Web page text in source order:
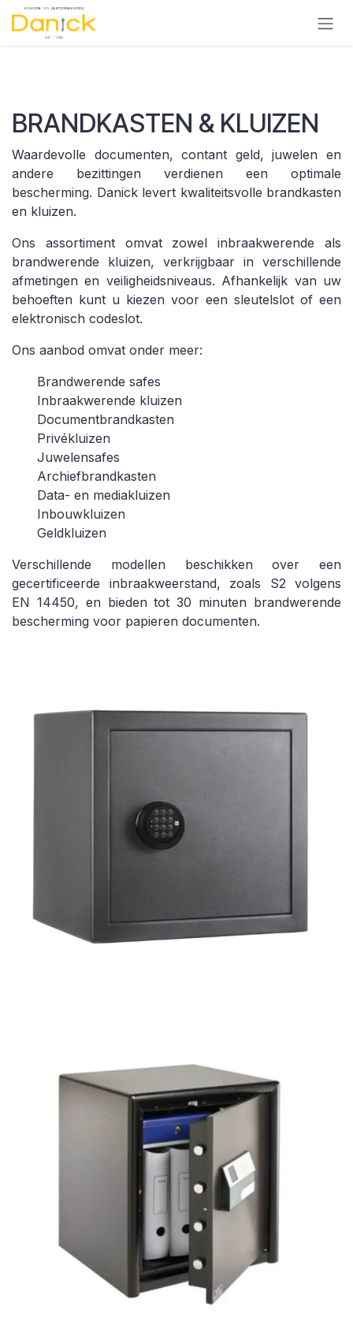
Se rendre au contenu
BRANDKASTEN & KLUIZEN
Waardevolle documenten, contant geld, juwelen en
andere bezittingen verdienen een optimale
bescherming. Danick levert kwaliteitsvolle brandkasten
en kluizen.
Ons assortiment omvat zowel inbraakwerende als
brandwerende kluizen, verkrijgbaar in verschillende
afmetingen en veiligheidsniveaus. Afhankelijk van uw
behoeften kunt u kiezen voor een sleutelslot of een
elektronisch codeslot.
Ons aanbod omvat onder meer:
Brandwerende safes
Inbraakwerende kluizen
Documentbrandkasten
Privékluizen
Juwelensafes
Archiefbrandkasten
Data- en mediakluizen
Inbouwkluizen
Geldkluizen
Verschillende modellen beschikken over een
gecertificeerde inbraakweerstand, zoals S2 volgens
EN 14450, en bieden tot 30 minuten brandwerende
bescherming voor papieren documenten.